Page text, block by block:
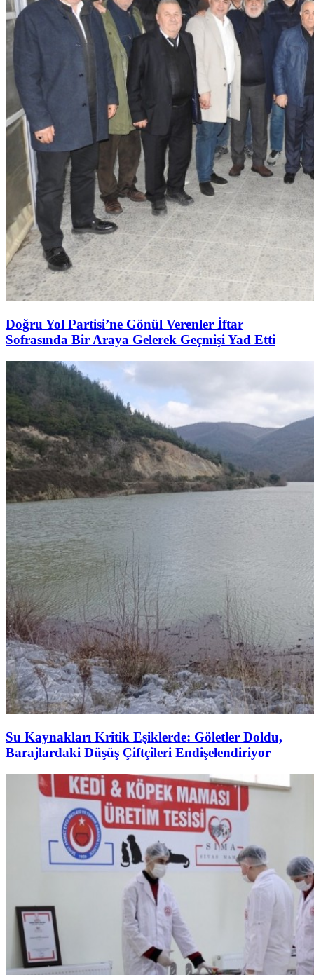
Doğru Yol Partisi’ne Gönül Verenler İftar
Sofrasında Bir Araya Gelerek Geçmişi Yad Etti
Su Kaynakları Kritik Eşiklerde: Göletler Doldu,
Barajlardaki Düşüş Çiftçileri Endişelendiriyor